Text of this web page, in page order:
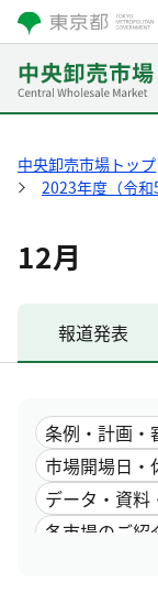
中央卸売市場トップ
2023年度（令和
12月
報道発表
条例・計画・
市場開場日・
データ・資料
各市場のご紹